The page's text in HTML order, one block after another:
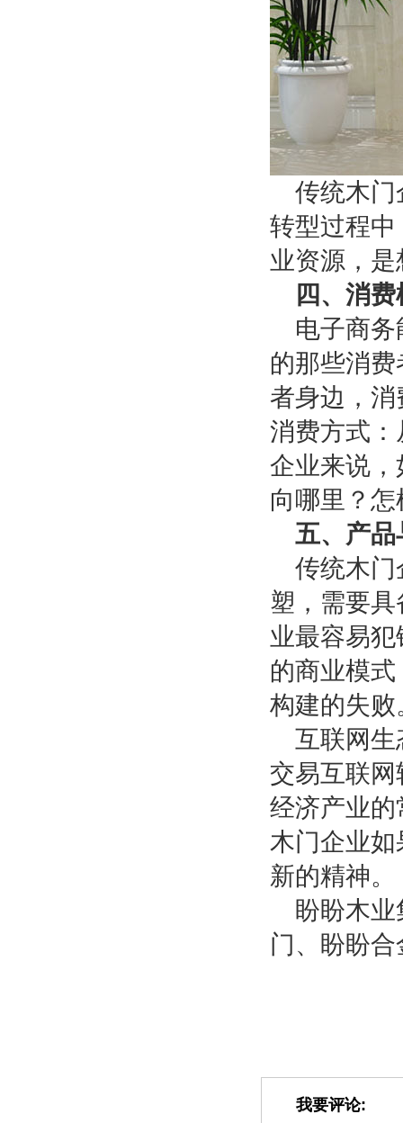
传统木门
转型过程
业资源，
四、消
电子商
的那些消
者身边，
消费方式
企业来说
向哪里？
五、产品
传统木门
塑，需要
业最容易
的商业模
构建的失败
互联网生
交易互联
经济产业的
木门企业如
新的精神。
盼盼木
门、盼盼
我要评论: